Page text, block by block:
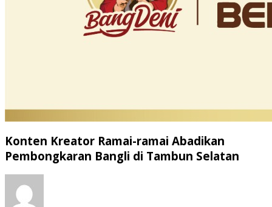
Konten Kreator Ramai-ramai Abadikan
Pembongkaran Bangli di Tambun Selatan